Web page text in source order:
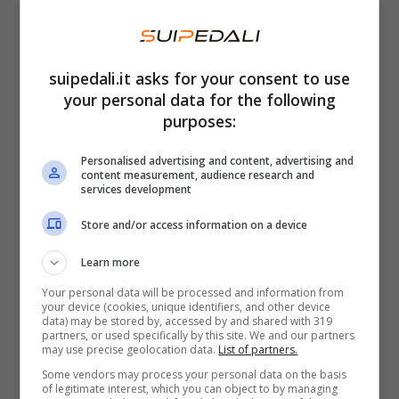
Un inizio di stagione importante per Vana
con la maglia del Torino
come in questo campionato l’estremo
difensore si è reso protagonista di
prestazioni molto convincenti
conseguenza, anche il suo allenatore
Vanoliche non può assolutamente fare a
meno di lui. Chi, invece, è libero di non
considerarlo affatto è ilct della Serbia
Dragan Stojkovic.
suipedali.it asks for your consent to use
your personal data for the following
purposes:
Personalised advertising and content, advertising and
content measurement, audience research and
services development
Store and/or access information on a device
Learn more
Your personal data will be processed and information from
your device (cookies, unique identifiers, and other device
data) may be stored by, accessed by and shared with 319
partners, or used specifically by this site. We and our partners
may use precise geolocation data. List of partners.
Some vendors may process your personal data on the basis
of legitimate interest, which you can object to by managing